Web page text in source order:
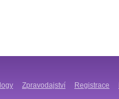
Zpravodajství Registrace